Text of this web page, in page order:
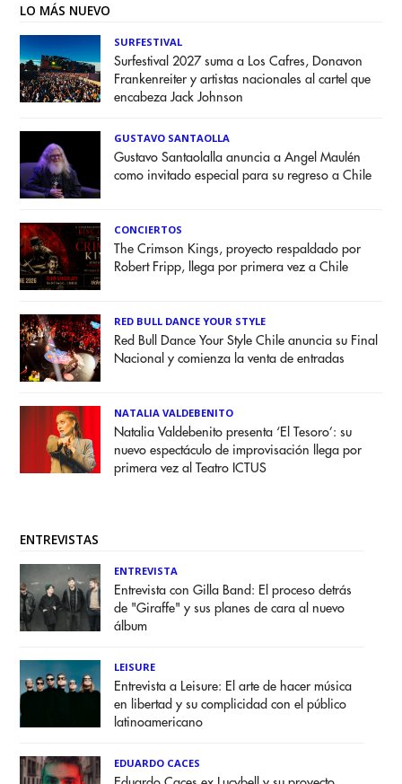
LO MÁS NUEVO
SURFESTIVAL
Surfestival 2027 suma a Los Cafres, Donavon
Frankenreiter y artistas nacionales al cartel que
encabeza Jack Johnson
GUSTAVO SANTAOLLA
Gustavo Santaolalla anuncia a Angel Maulén
como invitado especial para su regreso a Chile
CONCIERTOS
The Crimson Kings, proyecto respaldado por
Robert Fripp, llega por primera vez a Chile
RED BULL DANCE YOUR STYLE
Red Bull Dance Your Style Chile anuncia su Final
Nacional y comienza la venta de entradas
NATALIA VALDEBENITO
Natalia Valdebenito presenta ‘El Tesoro’: su
nuevo espectáculo de improvisación llega por
primera vez al Teatro ICTUS
ENTREVISTAS
ENTREVISTA
Entrevista con Gilla Band: El proceso detrás
de "Giraffe" y sus planes de cara al nuevo
álbum
LEISURE
Entrevista a Leisure: El arte de hacer música
en libertad y su complicidad con el público
latinoamericano
EDUARDO CACES